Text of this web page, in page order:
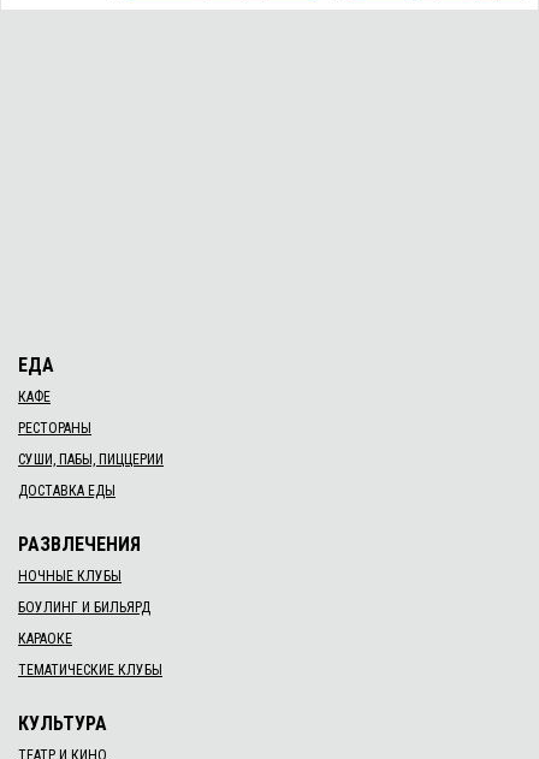
ЕДА
КАФЕ
РЕСТОРАНЫ
СУШИ, ПАБЫ, ПИЦЦЕРИИ
ДОСТАВКА ЕДЫ
РАЗВЛЕЧЕНИЯ
НОЧНЫЕ КЛУБЫ
БОУЛИНГ И БИЛЬЯРД
КАРАОКЕ
ТЕМАТИЧЕСКИЕ КЛУБЫ
КУЛЬТУРА